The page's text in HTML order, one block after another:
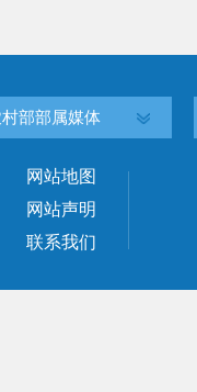
部部属媒体
网站地图
网站声明
联系我们